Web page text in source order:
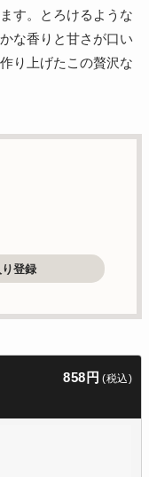
す。とろけるような
な香りと甘さが口い
り上げたこの贅沢な
登録
858円 (税込)